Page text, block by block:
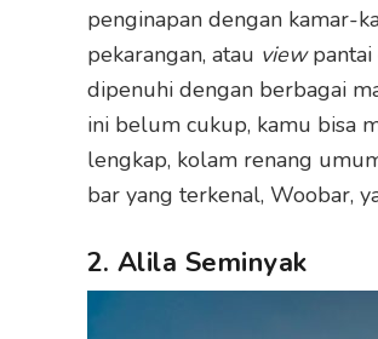
penginapan dengan kamar-
pekarangan, atau viewpantai
dipenuhi dengan berbagai
ini belum cukup, kamu bisa
lengkap, kolam renang
bar yang terkenal, Woobar,
2. Alila Seminyak